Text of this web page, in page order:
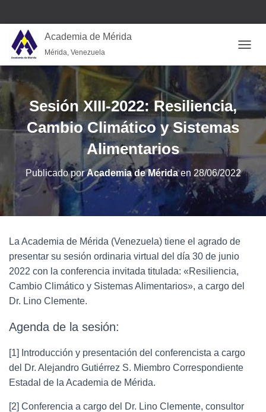
Academia de Mérida
Mérida, Venezuela
Sesión XIII-2022: Resiliencia,
Cambio Climático y Sistemas
Alimentarios
Publicado porAcademia de Méridaen 28/06/2022
La Academia de Mérida (Venezuela) tiene el agrado de
presentar su sesión ordinaria virtual del día 30 de junio
2022 con la conferencia invitada titulada: «Resiliencia,
Cambio Climático y Sistemas Alimentarios», a cargo del
Dr. Lino Clemente.
Agenda de la sesión:
[1] Introducción y presentación del conferencista a cargo
del Dr. Alejandro Gutiérrez S. Miembro Correspondiente
Estadal de la Academia de Mérida.
[2] Conferencia a cargo del Dr. Lino Clemente, consultor